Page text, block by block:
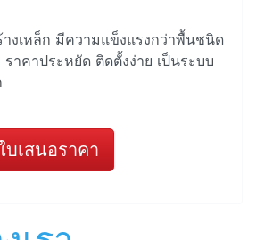
งเหล็ก มีความแข็งแรงกว่าพื้นชนิด
าคาประหยัด ติดตั้งง่าย เป็นระบบ
เสนอราคา